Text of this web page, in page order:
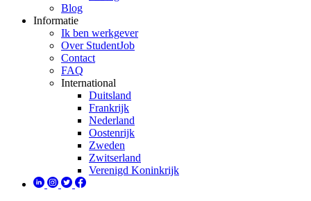
Blog
Informatie
Ik ben werkgever
Over StudentJob
Contact
FAQ
International
Duitsland
Frankrijk
Nederland
Oostenrijk
Zweden
Zwitserland
Verenigd Koninkrijk